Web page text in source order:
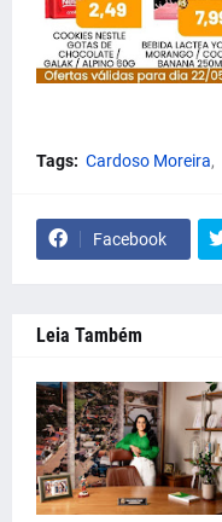
Tags: Cardoso Moreira
Facebook
Leia Também